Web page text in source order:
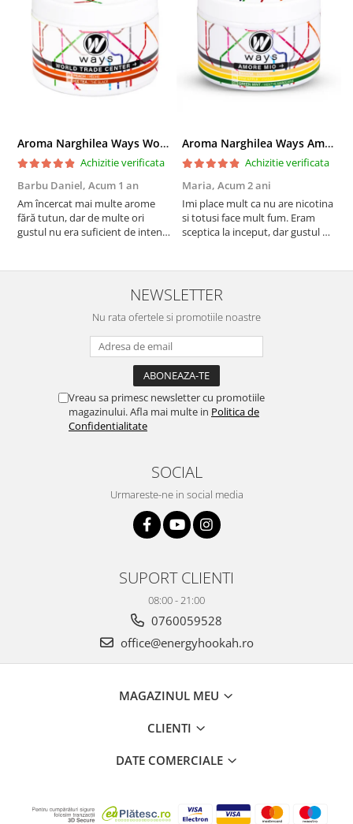
Aroma Narghilea Ways World Trade Center - Piersica cu Ice Tea, 200gr
Achizitie verificata
Barbu Daniel, Acum 1 an
Am încercat mai multe arome
fără tutun, dar de multe ori
gustul nu era suficient de intens.
pe toată durata sesiunii. Chiar
dacă nu conține tutun, senzația
Aroma Narghilea Ways Amore - Banana, Ananas si Menta, 200gr
Achizitie verificata
Maria, Acum 2 ani
Imi place mult ca nu are nicotina
si totusi face mult fum. Eram
sceptica la inceput, dar gustul de
ramane miros neplacut in
camera de tutun sau tigara.
NEWSLETTER
Nu rata ofertele si promotiile noastre
Vreau sa primesc newsletter cu promotiile
magazinului. Afla mai multe in Politica de
Confidentialitate
SOCIAL
Urmareste-ne in social media
SUPORT CLIENTI
08:00 - 21:00
0760059528
office@energyhookah.ro
MAGAZINUL MEU
CLIENTI
DATE COMERCIALE